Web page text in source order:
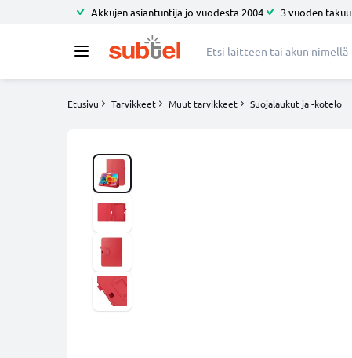
Akkujen asiantuntija jo vuodesta 2004 3 vuoden takuu
Etusivu Tarvikkeet Muut tarvikkeet Suojalaukut ja -kotelo